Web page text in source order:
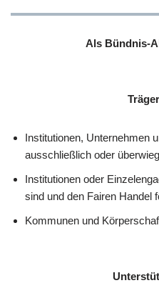
Als Bündnis-
Institutionen, Unternehmen
ausschließlich oder
Institutionen oder
sind und den Fairen Handel
Kommunen und